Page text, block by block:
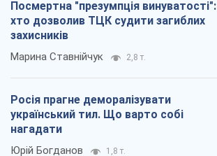
Посмертна "презумпція винуватості":
хто дозволив ТЦК судити загиблих
захисників
Марина Ставнійчук 2,8 т.
Росія прагне деморалізувати
український тил. Що варто собі
нагадати
Юрій Богданов 1,8 т.